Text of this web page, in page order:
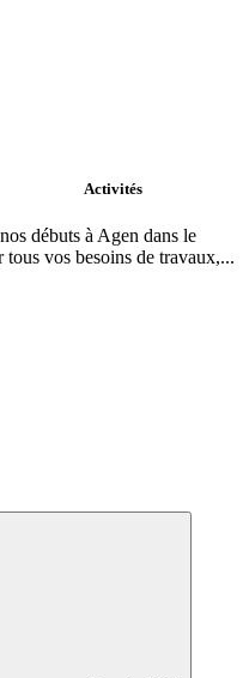
Activités
débuts à Agen dans le
vos besoins de travaux,...